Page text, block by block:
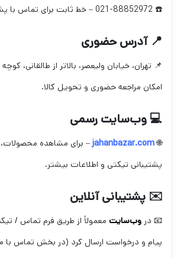
☎️ 021-88852972 – خط ثابت برای تماس با پشتیبانی و فروش
📍 آدرس حضوری
امکان مراجعه حضوری و تحویل کالا.
💻 وب‌سایت رسمی
🌐
jahanbazar.com – برای مشاهده محصولات،
پشتیبانی تیکتی و اطلاعات بیشتر.
✉️ پشتیبانی آنلاین
📧 در وب‌سایت معمولاً از طریق فرم تماس /
پیام و درخواست ارسال کرد (در بخش تماس با